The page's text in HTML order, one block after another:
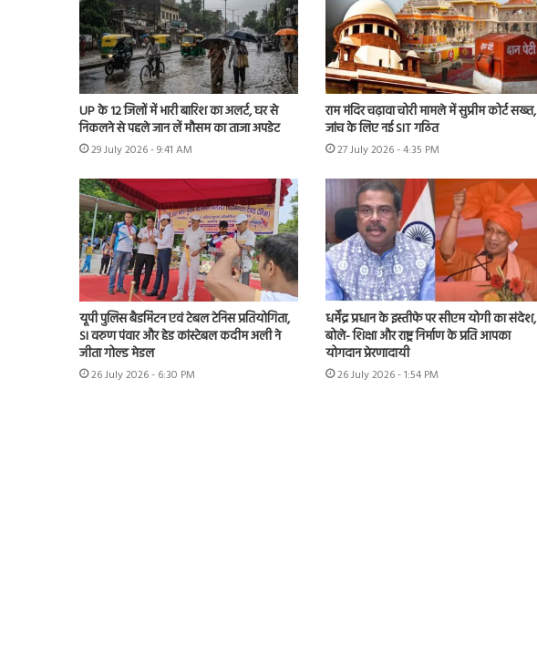
UP के 12 जिलों में भारी बारिश का अलर्ट, घर से
निकलने से पहले जान लें मौसम का ताजा अपडेट
29 July 2026 - 9:41 AM
राम मंदिर चढ़ावा चोरी मामले में सुप्रीम कोर्ट सख्त,
जांच के लिए नई SIT गठित
27 July 2026 - 4:35 PM
यूपी पुलिस बैडमिंटन एवं टेबल टेनिस प्रतियोगिता,
SI वरुण पंवार और हेड कांस्टेबल कदीम अली ने
जीता गोल्ड मेडल
26 July 2026 - 6:30 PM
धर्मेंद्र प्रधान के इस्तीफे पर सीएम योगी का संदेश,
बोले- शिक्षा और राष्ट्र निर्माण के प्रति आपका
योगदान प्रेरणादायी
26 July 2026 - 1:54 PM